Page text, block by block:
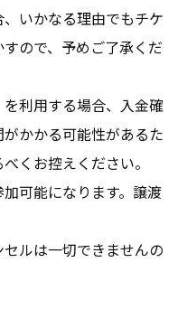
いかなる理由でもチケ
ので、予めご了承くだ
を利用する場合、入金確
かかる可能性があるた
くお控えください。
可能になります。譲渡
ルは一切できませんの